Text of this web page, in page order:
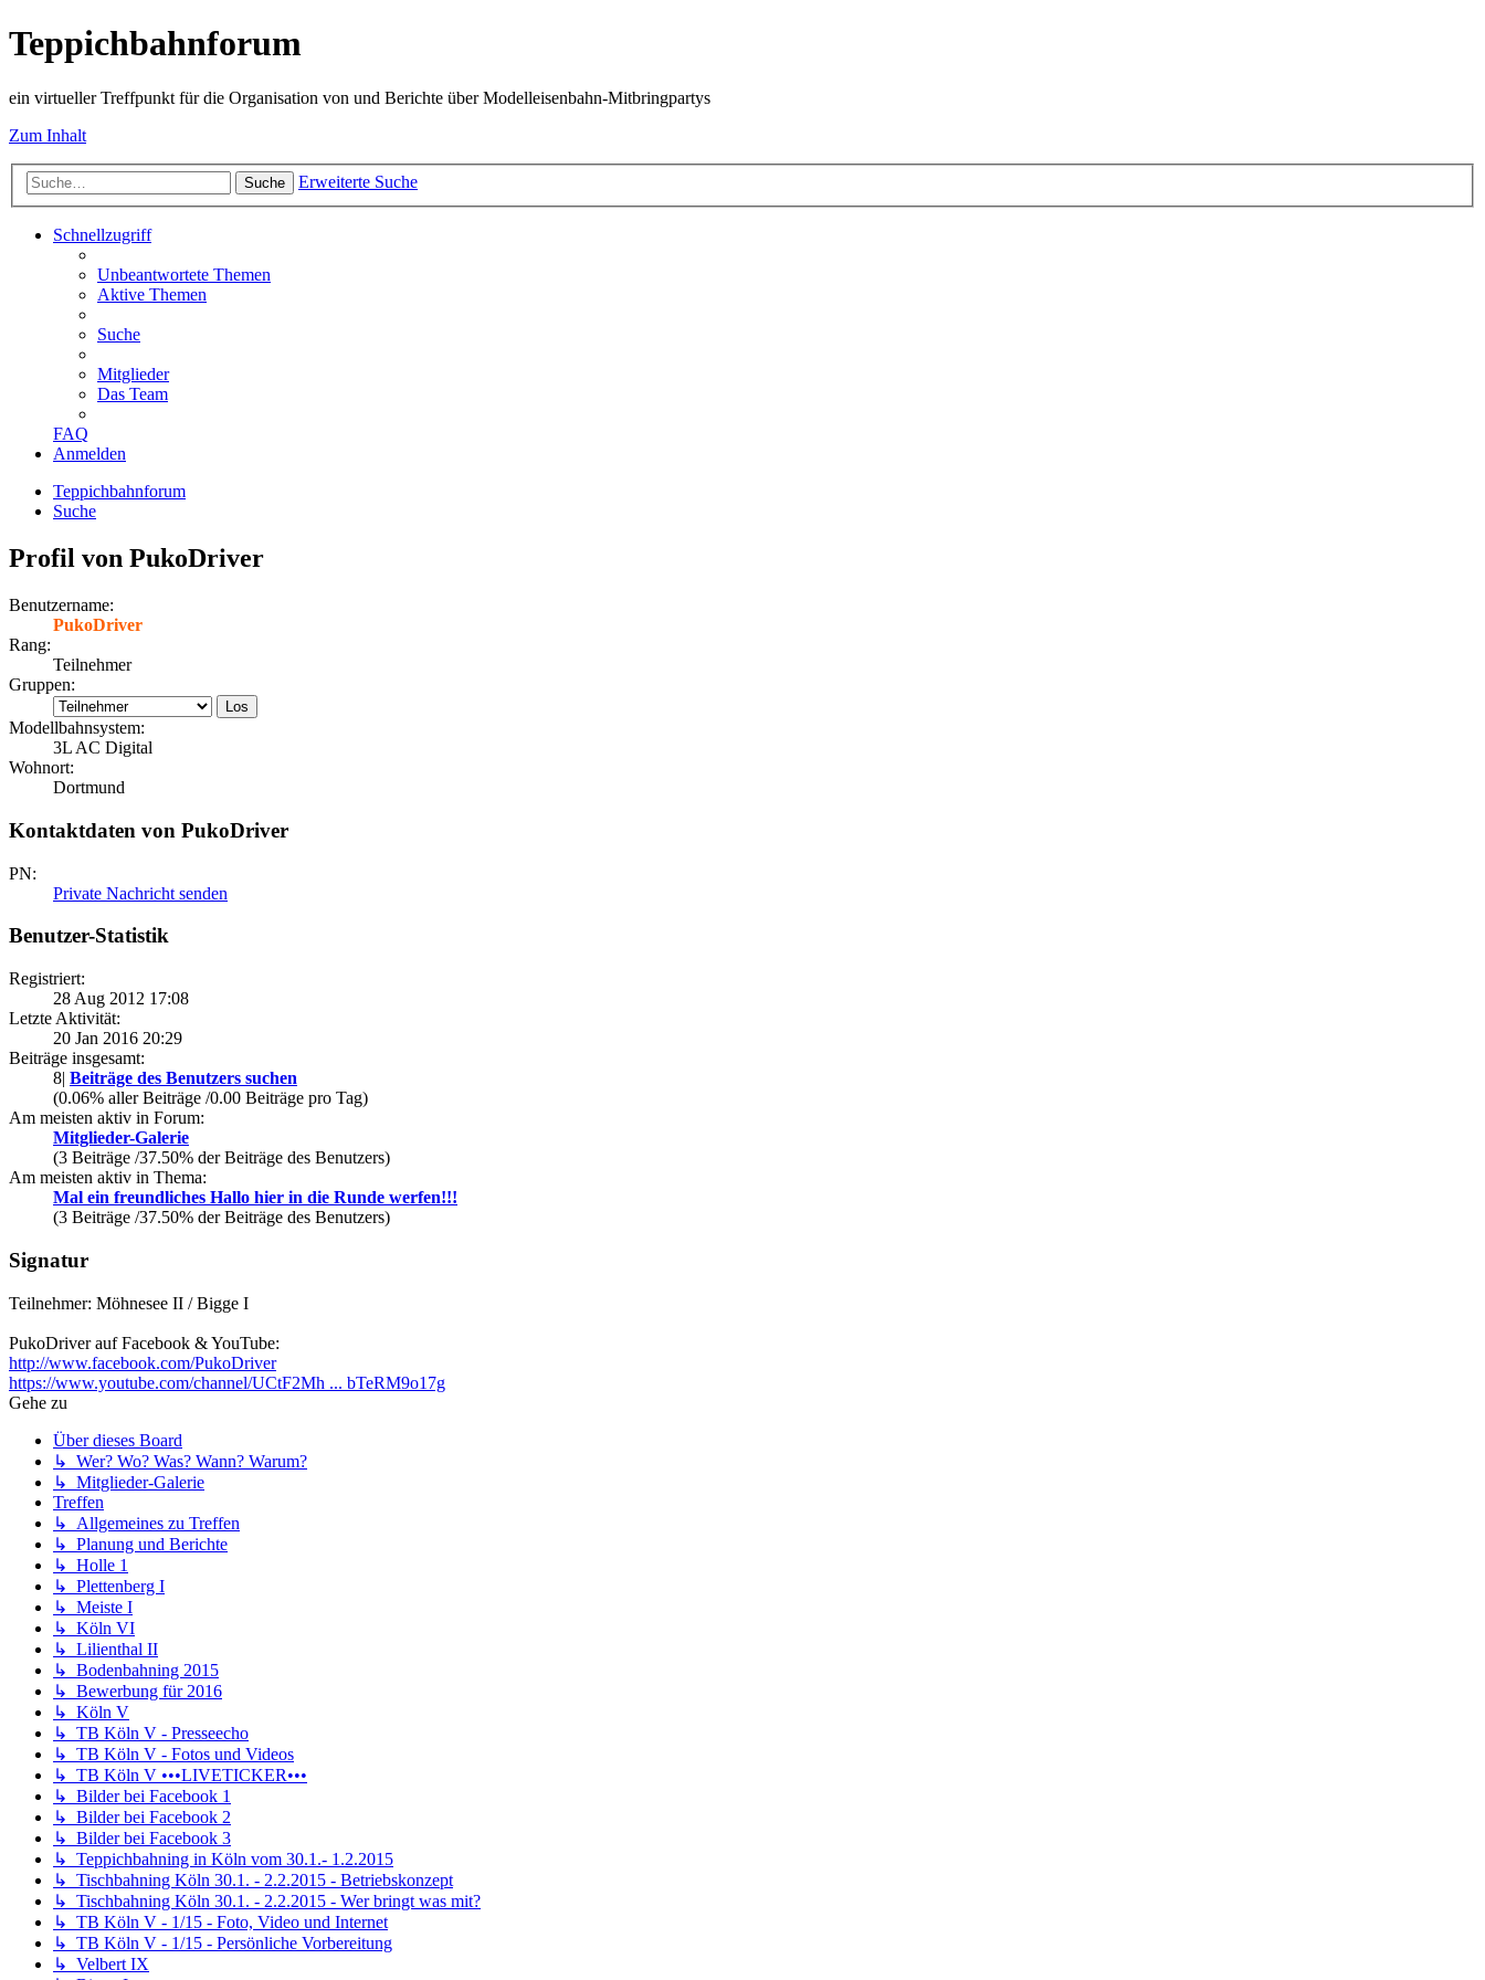
Teppichbahnforum
ein virtueller Treffpunkt für die Organisation von und Berichte über Modelleisenbahn-Mitbringpartys
Zum Inhalt
Suche Erweiterte Suche
Schnellzugriff
Unbeantwortete Themen
Aktive Themen
Suche
Mitglieder
Das Team
FAQ
Anmelden
Teppichbahnforum
Suche
Profil von PukoDriver
Benutzername:
PukoDriver
Rang:
Teilnehmer
Gruppen:
Modellbahnsystem:
3L AC Digital
Wohnort:
Dortmund
Kontaktdaten von PukoDriver
PN:
Private Nachricht senden
Benutzer-Statistik
Registriert:
28 Aug 2012 17:08
Letzte Aktivität:
20 Jan 2016 20:29
Beiträge insgesamt:
8| Beiträge des Benutzers suchen
(0.06% aller Beiträge /0.00 Beiträge pro Tag)
Am meisten aktiv in Forum:
Mitglieder-Galerie
(3 Beiträge /37.50% der Beiträge des Benutzers)
Am meisten aktiv in Thema:
Mal ein freundliches Hallo hier in die Runde werfen!!!
(3 Beiträge /37.50% der Beiträge des Benutzers)
Signatur
Teilnehmer: Möhnesee II / Bigge I
PukoDriver auf Facebook & YouTube:
http://www.facebook.com/PukoDriver
https://www.youtube.com/channel/UCtF2Mh ... bTeRM9o17g
Gehe zu
Über dieses Board
↳ Wer? Wo? Was? Wann? Warum?
↳ Mitglieder-Galerie
Treffen
↳ Allgemeines zu Treffen
↳ Planung und Berichte
↳ Holle 1
↳ Plettenberg I
↳ Meiste I
↳ Köln VI
↳ Lilienthal II
↳ Bodenbahning 2015
↳ Bewerbung für 2016
↳ Köln V
↳ TB Köln V - Presseecho
↳ TB Köln V - Fotos und Videos
↳ TB Köln V •••LIVETICKER•••
↳ Bilder bei Facebook 1
↳ Bilder bei Facebook 2
↳ Bilder bei Facebook 3
↳ Teppichbahning in Köln vom 30.1.- 1.2.2015
↳ Tischbahning Köln 30.1. - 2.2.2015 - Betriebskonzept
↳ Tischbahning Köln 30.1. - 2.2.2015 - Wer bringt was mit?
↳ TB Köln V - 1/15 - Foto, Video und Internet
↳ TB Köln V - 1/15 - Persönliche Vorbereitung
↳ Velbert IX